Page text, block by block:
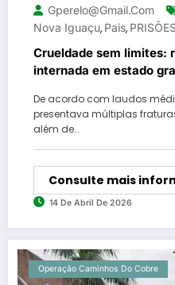
Gperelo@gmail.com
Nova Iguaçu, Pais, PRISÕES
Crueldade sem limites:
internada em estado
De acordo com laudos
presentava múltiplas
além de…
Consulte mais
14 De Abril De 2026
Operação Caminhos Do Cobre